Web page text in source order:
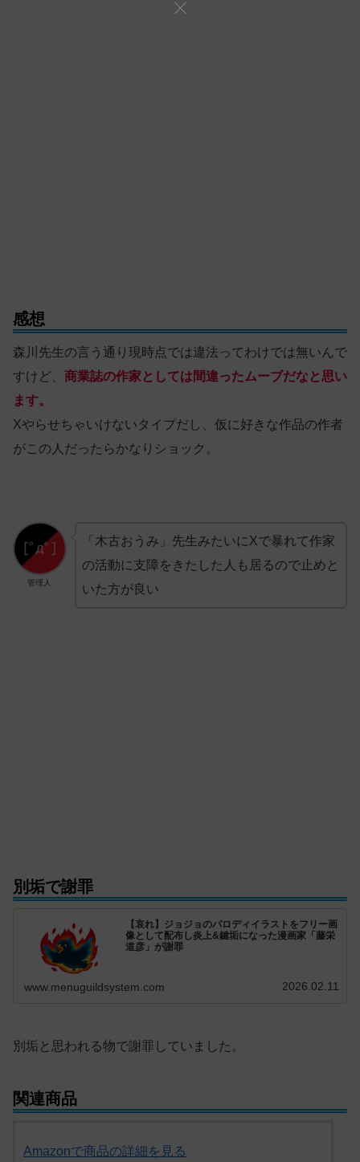
感想
森川先生の言う通り現時点では違法ってわけでは無いんで
すけど、 商業誌の作家としては間違ったムーブだなと思い
ます。
Xやらせちゃいけないタイプだし、仮に好きな作品の作者
がこの人だったらかなりショック。
管理人
「木古おうみ」先生みたいにXで暴れて作家
の活動に支障をきたした人も居るので止めと
いた方が良い
別垢で謝罪
【哀れ】ジョジョのパロディイラストをフリー画
像として配布し炎上&鍵垢になった漫画家「藤栄
道彦」が謝罪
www.menuguildsystem.com 2026.02.11
別垢と思われる物で謝罪していました。
関連商品
Amazonで商品の詳細を見る